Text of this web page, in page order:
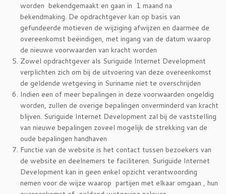
worden bekendgemaakt en gaan in 1 maand na
bekendmaking. De opdrachtgever kan op basis van
gefundeerde motieven de wijziging afwijzen en daarmee de
overeenkomst beëindigen, met ingang van de datum waarop
de nieuwe voorwaarden van kracht worden
Zowel opdrachtgever als Suriguide Internet Development
verplichten zich om bij de uitvoering van deze overeenkomst
de geldende wetgeving in Suriname niet te overschrijden
Indien een of meer bepalingen in deze voorwaarden ongeldig
worden, zullen de overige bepalingen onverminderd van kracht
blijven. Suriguide Internet Development zal bij de vaststelling
van nieuwe bepalingen zoveel mogelijk de strekking van de
oude bepalingen handhaven
Functie van de website is het contact tussen bezoekers van
de website en deelnemers te faciliteren. Suriguide Internet
Development kan in geen enkel opzicht verantwoording
nemen voor de wijze waarop partijen met elkaar omgaan , hun